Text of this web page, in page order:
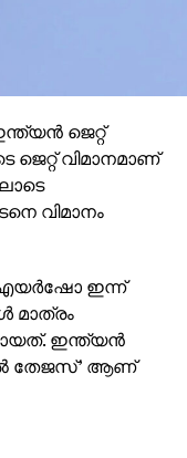
ജെറ്റ്
വിമാനമാണ്
വിമാനം
ഇന്ന്
മാത്രം
ഇന്ത്യന്‍
തേജസ്’ ആണ്